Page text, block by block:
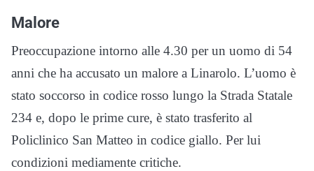
Malore
Preoccupazione intorno alle 4.30 per un uomo di 54
anni che ha accusato un malore a Linarolo. L’uomo è
stato soccorso in codice rosso lungo la Strada Statale
234 e, dopo le prime cure, è stato trasferito al
Policlinico San Matteo in codice giallo. Per lui
condizioni mediamente critiche.